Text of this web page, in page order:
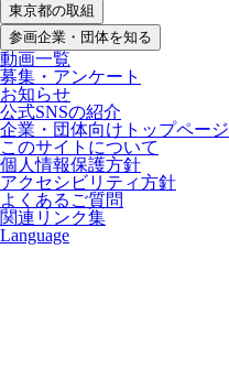
東京都の取組
参画企業・団体を知る
動画一覧
募集・アンケート
お知らせ
公式SNSの紹介
企業・団体向けトップページ
このサイトについて
個人情報保護方針
アクセシビリティ方針
よくあるご質問
関連リンク集
Language